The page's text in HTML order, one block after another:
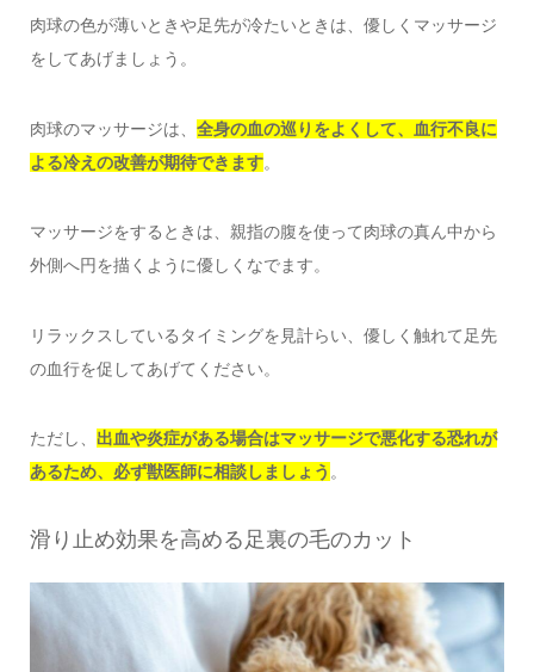
肉球の色が薄いときや足先が冷たいときは、優しくマッサージ
をしてあげましょう。
肉球のマッサージは、 全身の血の巡りをよくして、血行不良に
よる冷えの改善が期待できます。
マッサージをするときは、親指の腹を使って肉球の真ん中から
外側へ円を描くように優しくなでます。
リラックスしているタイミングを見計らい、優しく触れて足先
の血行を促してあげてください。
ただし、 出血や炎症がある場合はマッサージで悪化する恐れが
あるため、必ず獣医師に相談しましょう 。
滑り止め効果を高める足裏の毛のカット